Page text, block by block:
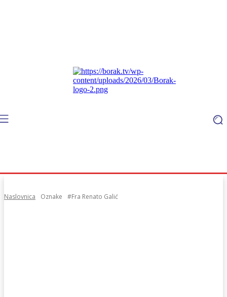
Naslovnica Oznake #Fra Renato Galić